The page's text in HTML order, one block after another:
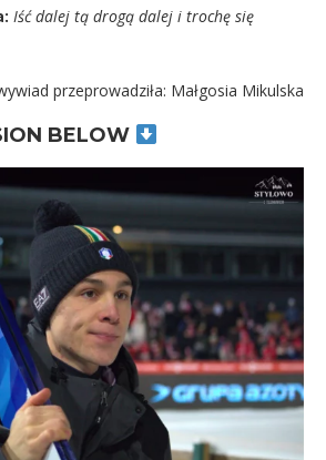
Iść dalej tą drogą dalej i trochę się
przeprowadziła: Małgosia Mikulska
BELOW